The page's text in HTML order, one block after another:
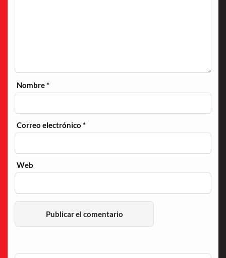
Nombre*
Correo electrónico*
Web